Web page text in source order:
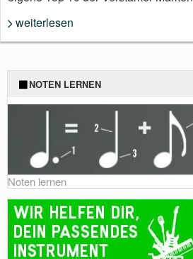
weiterlesen
NOTEN LERNEN
Noten lernen